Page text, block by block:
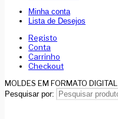
Minha conta
Lista de Desejos
Registo
Conta
Carrinho
Checkout
MOLDES EM FORMATO DIGITAL
Pesquisar por: